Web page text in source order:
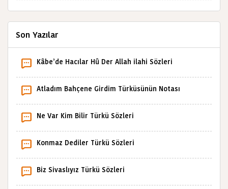
Son Yazılar
Kâbe’de Hacılar Hû Der Allah ilahi Sözleri
Atladım Bahçene Girdim Türküsünün Notası
Ne Var Kim Bilir Türkü Sözleri
Konmaz Dediler Türkü Sözleri
Biz Sivaslıyız Türkü Sözleri